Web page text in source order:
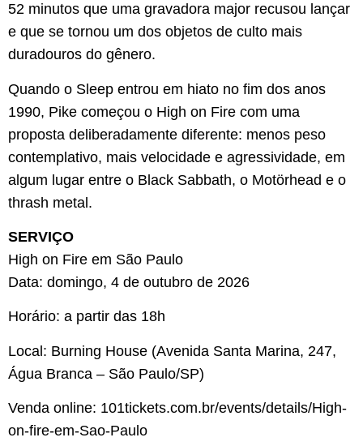
52 minutos que uma gravadora major recusou lançar
e que se tornou um dos objetos de culto mais
duradouros do gênero.
Quando o Sleep entrou em hiato no fim dos anos
1990, Pike começou o High on Fire com uma
proposta deliberadamente diferente: menos peso
contemplativo, mais velocidade e agressividade, em
algum lugar entre o Black Sabbath, o Motörhead e o
thrash metal.
SERVIÇO
High on Fire em São Paulo
Data: domingo, 4 de outubro de 2026
Horário: a partir das 18h
Local: Burning House (Avenida Santa Marina, 247,
Água Branca – São Paulo/SP)
Venda online: 101tickets.com.br/events/details/High-
on-fire-em-Sao-Paulo